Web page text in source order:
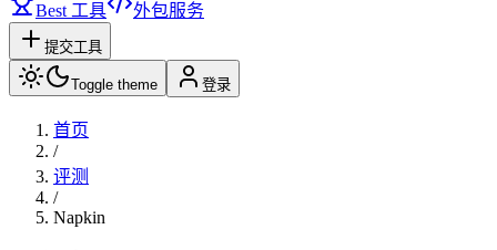
Best 工具
外包服务
提交工具
Toggle theme 登录
首页
/
评测
/
Napkin